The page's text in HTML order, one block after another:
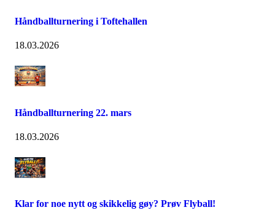
Håndballturnering i Toftehallen
18.03.2026
Håndballturnering 22. mars
18.03.2026
Klar for noe nytt og skikkelig gøy? Prøv Flyball!